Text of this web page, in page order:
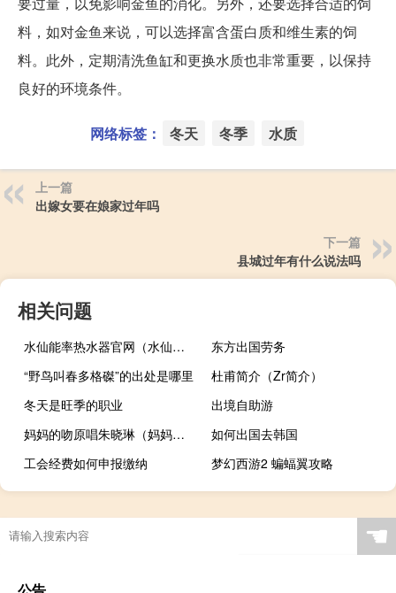
料，如对金鱼来说，可以选择富含蛋白质和维生素的饲
料。此外，定期清洗鱼缸和更换水质也非常重要，以保持
良好的环境条件。
网络标签： 冬天 冬季 水质
上一篇
出嫁女要在娘家过年吗
下一篇
县城过年有什么说法吗
相关问题
水仙能率热水器官网（水仙能率热水器）
东方出国劳务
“野鸟叫春多格磔”的出处是哪里
杜甫简介（Zr简介）
冬天是旺季的职业
出境自助游
妈妈的吻原唱朱晓琳（妈妈的欲望）
如何出国去韩国
工会经费如何申报缴纳
梦幻西游2 蝙蝠翼攻略
☚